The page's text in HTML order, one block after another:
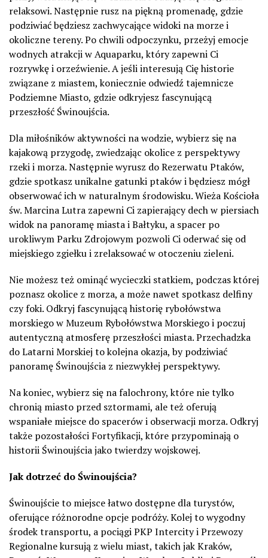
relaksowi. Następnie rusz na piękną promenadę, gdzie
podziwiać będziesz zachwycające widoki na morze i
okoliczne tereny. Po chwili odpoczynku, przeżyj emocje
wodnych atrakcji w Aquaparku, który zapewni Ci
rozrywkę i orzeźwienie. A jeśli interesują Cię historie
związane z miastem, koniecznie odwiedź tajemnicze
Podziemne Miasto, gdzie odkryjesz fascynującą
przeszłość Świnoujścia.
Dla miłośników aktywności na wodzie, wybierz się na
kajakową przygodę, zwiedzając okolice z perspektywy
rzeki i morza. Następnie wyrusz do Rezerwatu Ptaków,
gdzie spotkasz unikalne gatunki ptaków i będziesz mógł
obserwować ich w naturalnym środowisku. Wieża Kościoła
św. Marcina Lutra zapewni Ci zapierający dech w piersiach
widok na panoramę miasta i Bałtyku, a spacer po
urokliwym Parku Zdrojowym pozwoli Ci oderwać się od
miejskiego zgiełku i zrelaksować w otoczeniu zieleni.
Nie możesz też ominąć wycieczki statkiem, podczas której
poznasz okolice z morza, a może nawet spotkasz delfiny
czy foki. Odkryj fascynującą historię rybołówstwa
morskiego w Muzeum Rybołówstwa Morskiego i poczuj
autentyczną atmosferę przeszłości miasta. Przechadzka
do Latarni Morskiej to kolejna okazja, by podziwiać
panoramę Świnoujścia z niezwykłej perspektywy.
Na koniec, wybierz się na falochrony, które nie tylko
chronią miasto przed sztormami, ale też oferują
wspaniałe miejsce do spacerów i obserwacji morza. Odkryj
także pozostałości Fortyfikacji, które przypominają o
historii Świnoujścia jako twierdzy wojskowej.
Jak dotrzeć do Świnoujścia?
Świnoujście to miejsce łatwo dostępne dla turystów,
oferujące różnorodne opcje podróży. Kolej to wygodny
środek transportu, a pociągi PKP Intercity i Przewozy
Regionalne kursują z wielu miast, takich jak Kraków,